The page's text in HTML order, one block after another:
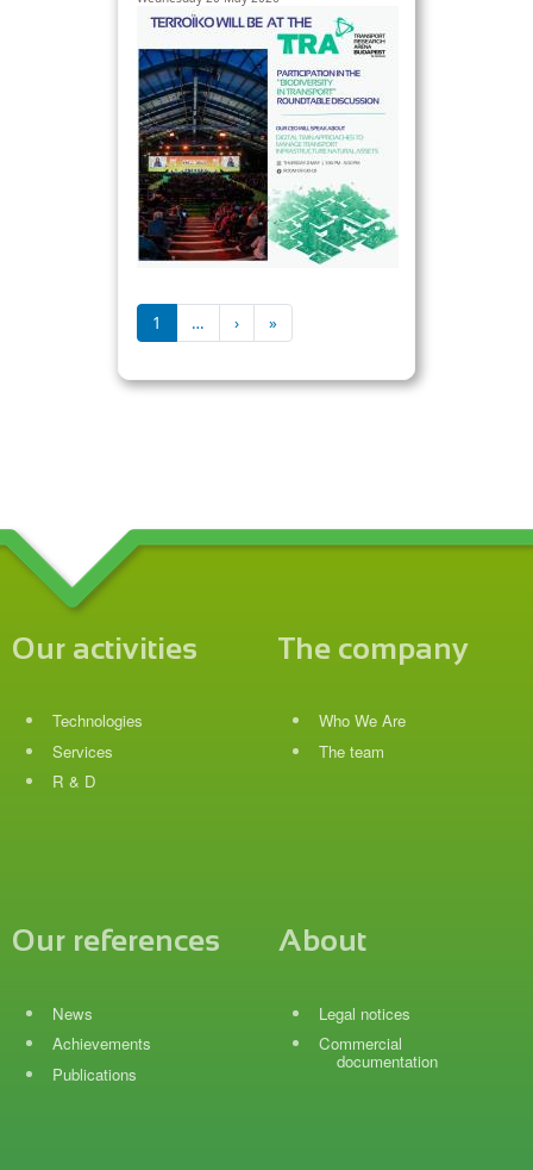
Pagination
1 … ›Next page
»Last page
Our activities
Technologies
Services
R & D
The company
Who We Are
The team
Our references
News
Achievements
Publications
About
Legal notices
Commercial
documentation